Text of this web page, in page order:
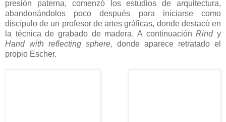
presión paterna, comenzó los estudios de arquitectura,
abandonándolos poco después para iniciarse como
discípulo de un profesor de artes gráficas, donde destacó en
la técnica de grabado de madera. A continuaciónRindy
Hand with reflecting sphere, donde aparece retratado el
propio Escher.